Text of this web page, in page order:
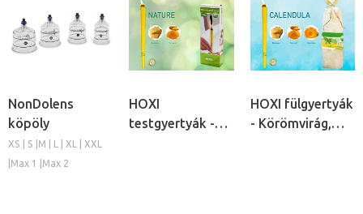
NonDolens
köpöly
XS | S |M | L | XL | XXL
|Max 1 |Max 2
HOXI
testgyertyák -
HOXI fülgyertyák
- Körömvirág,